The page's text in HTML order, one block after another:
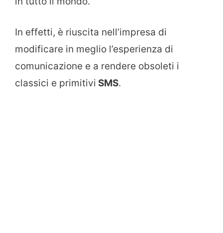
In effetti, è riuscita nell’impresa di
modificare in meglio l’esperienza di
comunicazione e a rendere obsoleti i
classici e primitivi SMS.